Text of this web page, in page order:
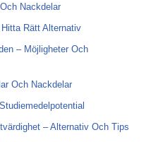
Nackdelar
Rätt Alternativ
– Möjligheter Och
Och Nackdelar
– Alternativ Och Tips